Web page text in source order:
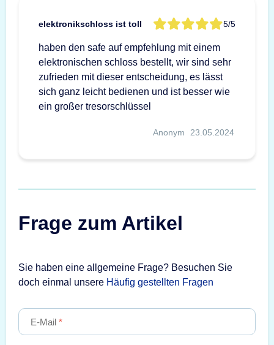
elektronikschloss ist toll 5/5
haben den safe auf empfehlung mit einem
elektronischen schloss bestellt, wir sind sehr
zufrieden mit dieser entscheidung, es lässt
sich ganz leicht bedienen und ist besser wie
ein großer tresorschlüssel
Anonym 23.05.2024
Frage zum Artikel
Sie haben eine allgemeine Frage? Besuchen Sie
doch einmal unsere Häufig gestellten Fragen
E-Mail